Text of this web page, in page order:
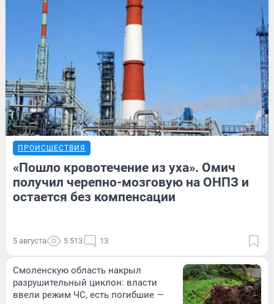
ПРОИСШЕСТВИЯ
«Пошло кровотечение из уха». Омич
получил черепно-мозговую на ОНПЗ и
остается без компенсации
5 августа 5 513 13
Смоленскую область накрыл
разрушительный циклон: власти
ввели режим ЧС, есть погибшие —